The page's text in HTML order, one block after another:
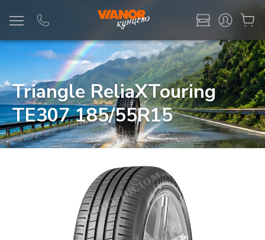
Triangle ReliaXTouring
TE307 185/55R15
Информация Фото товара